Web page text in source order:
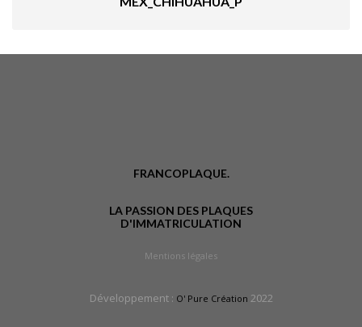
FRANCOPLAQUE.
LA PASSION DES PLAQUES
D'IMMATRICULATION
Mentions légales
Développement : O' Pure Création 2022